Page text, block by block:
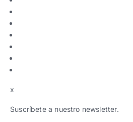
x
Suscríbete a nuestro newsletter.